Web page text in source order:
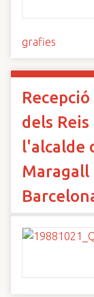
grafies
dels
l'alcalde
Maragall